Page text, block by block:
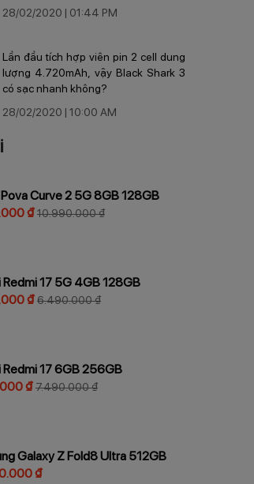
28/02/2020 | 01:44 PM
Lần đầu tích hợp viên pin 2 cell dung
lượng 4.720mAh, vậy Black Shark 3
có sạc nhanh không?
28/02/2020 | 10:00 AM
Curve 2 5G 8GB 128GB
₫10.990.000 ₫
Redmi 17 5G 4GB 128GB
₫6.490.000 ₫
Redmi 17 6GB 256GB
₫7.490.000 ₫
Galaxy Z Fold8 Ultra 512GB
₫